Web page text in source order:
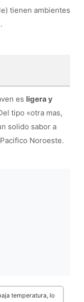
tienen ambientes
es ligera y
tipo «otra mas,
solido sabor a
Noroeste.
temperatura, lo